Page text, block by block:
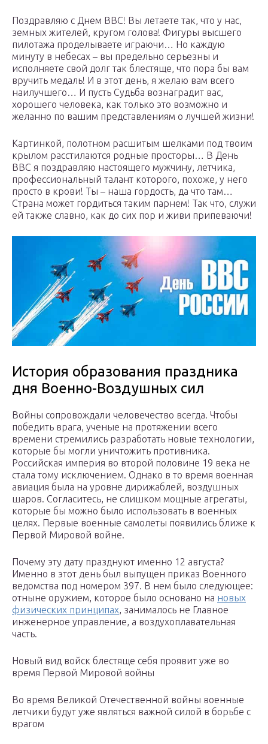
Поздравляю с Днем ВВС! Вы летаете так, что у нас,
земных жителей, кругом голова! Фигуры высшего
пилотажа проделываете играючи… Но каждую
минуту в небесах – вы предельно серьезны и
исполняете свой долг так блестяще, что пора бы вам
вручить медаль! И в этот день, я желаю вам всего
наилучшего… И пусть Судьба вознаградит вас,
хорошего человека, как только это возможно и
желанно по вашим представлениям о лучшей жизни!
Картинкой, полотном расшитым шелками под твоим
крылом расстилаются родные просторы… В День
ВВС я поздравляю настоящего мужчину, летчика,
профессиональный талант которого, похоже, у него
просто в крови! Ты – наша гордость, да что там…
Страна может гордиться таким парнем! Так что, служи
ей также славно, как до сих пор и живи припеваючи!
История образования праздника
дня Военно-Воздушных сил
Войны сопровождали человечество всегда. Чтобы
победить врага, ученые на протяжении всего
времени стремились разработать новые технологии,
которые бы могли уничтожить противника.
Российская империя во второй половине 19 века не
стала тому исключением. Однако в то время военная
авиация была на уровне дирижаблей, воздушных
шаров. Согласитесь, не слишком мощные агрегаты,
которые бы можно было использовать в военных
целях. Первые военные самолеты появились ближе к
Первой Мировой войне.
Почему эту дату празднуют именно 12 августа?
Именно в этот день был выпущен приказ Военного
ведомства под номером 397. В нем было следующее:
отныне оружием, которое было основано на новых
физических принципах, занималось не Главное
инженерное управление, а воздухоплавательная
часть.
Новый вид войск блестяще себя проявит уже во
время Первой Мировой войны
Во время Великой Отечественной войны военные
летчики будут уже являться важной силой в борьбе с
врагом